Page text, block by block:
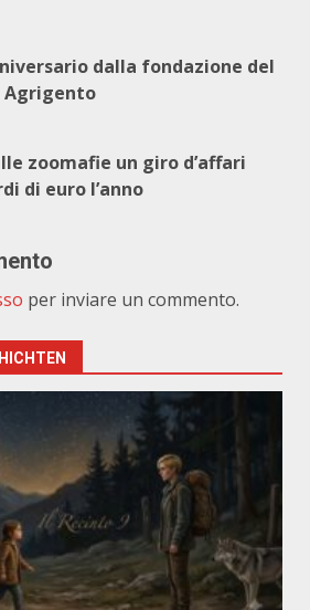
dalla fondazione del
Agrigento
zoomafie un giro d’affari
di euro l’anno
per inviare un commento.